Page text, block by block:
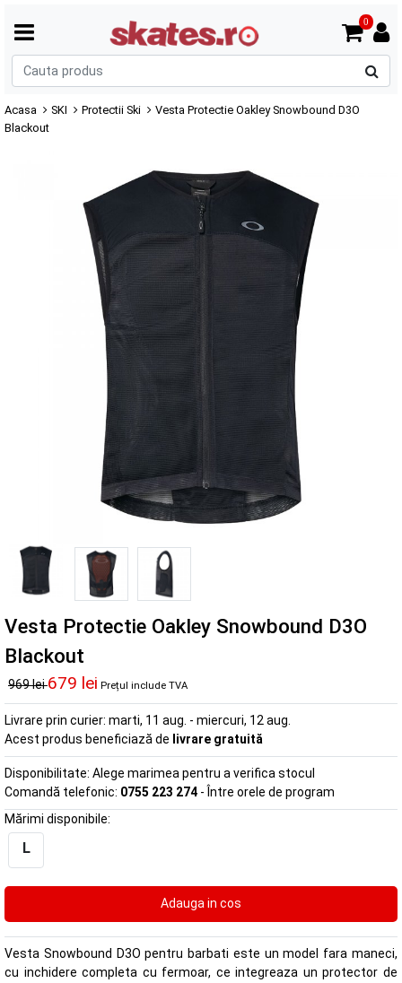
0
Acasa SKI Protectii Ski
Vesta Protectie Oakley Snowbound D3O
Blackout
Vesta Protectie Oakley Snowbound D3O
Blackout
969 lei679 lei Prețul include TVA
Livrare prin curier: marti, 11 aug. - miercuri, 12 aug.
Acest produs beneficiază de livrare gratuită
Disponibilitate: Alege marimea pentru a verifica stocul
Comandă telefonic: 0755 223 274 - Între orele de program
Mărimi disponibile:
L
Vesta Snowbound D3O pentru barbati este un model fara maneci,
cu inchidere completa cu fermoar, ce integreaza un protector de